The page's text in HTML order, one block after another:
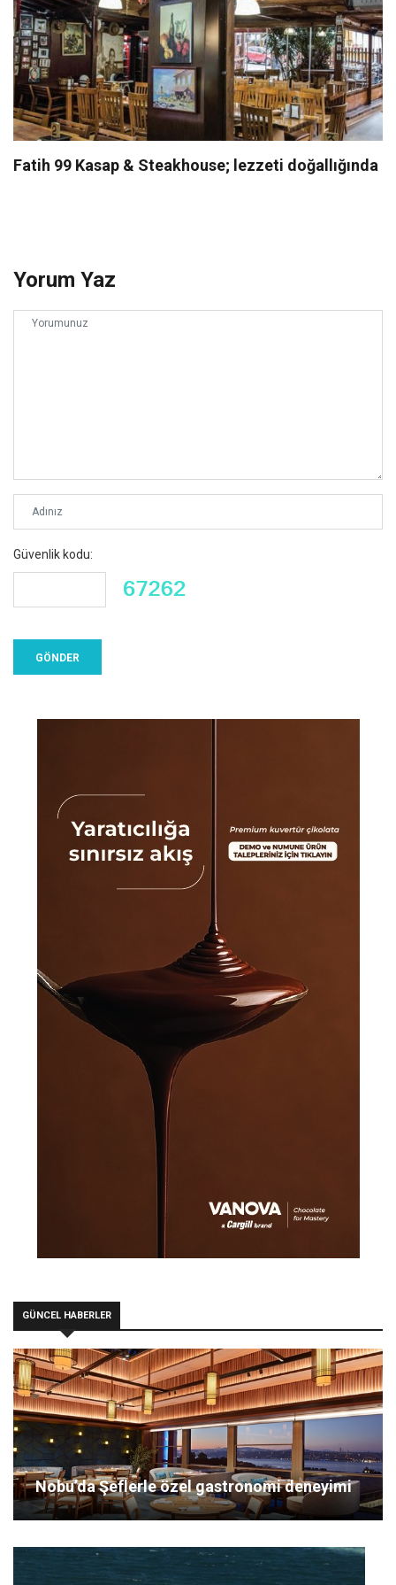
Fatih 99 Kasap & Steakhouse; lezzeti doğallığında
Yorum Yaz
Güvenlik kodu:
GÜNCEL HABERLER
Nobu’da Şeflerle özel gastronomi deneyimi